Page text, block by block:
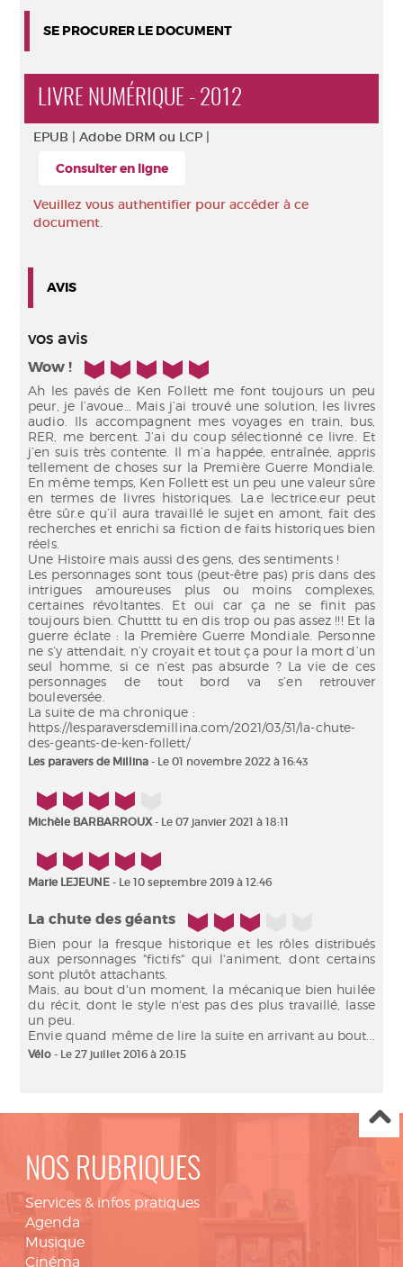
SE PROCURER LE DOCUMENT
LIVRE NUMÉRIQUE - 2012
EPUB | Adobe DRM ou LCP |
Consulter en ligne
Veuillez vous authentifier pour accéder à ce
document.
AVIS
vos avis
Wow ! 5/5
Ah les pavés de Ken Follett me font toujours un peu
peur, je l’avoue… Mais j’ai trouvé une solution, les livres
audio. Ils accompagnent mes voyages en train, bus,
RER, me bercent. J’ai du coup sélectionné ce livre. Et
j’en suis très contente. Il m’a happée, entraînée, appris
tellement de choses sur la Première Guerre Mondiale.
En même temps, Ken Follett est un peu une valeur sûre
en termes de livres historiques. La.e lectrice.eur peut
être sûr.e qu’il aura travaillé le sujet en amont, fait des
recherches et enrichi sa fiction de faits historiques bien
réels.
Une Histoire mais aussi des gens, des sentiments !
Les personnages sont tous (peut-être pas) pris dans des
intrigues amoureuses plus ou moins complexes,
certaines révoltantes. Et oui car ça ne se finit pas
toujours bien. Chutttt tu en dis trop ou pas assez !!! Et la
guerre éclate : la Première Guerre Mondiale. Personne
ne s’y attendait, n’y croyait et tout ça pour la mort d’un
seul homme, si ce n’est pas absurde ? La vie de ces
personnages de tout bord va s’en retrouver
bouleversée.
La suite de ma chronique :
https://lesparaversdemillina.com/2021/03/31/la-chute-
des-geants-de-ken-follett/
Les paravers de Millina - Le 01 novembre 2022 à 16:43
4/5
Michèle BARBARROUX- Le 07 janvier 2021 à 18:11
5/5
Marie LEJEUNE - Le 10 septembre 2019 à 12:46
La chute des géants 3/5
Bien pour la fresque historique et les rôles distribués
aux personnages "fictifs" qui l'animent, dont certains
sont plutôt attachants.
Mais, au bout d'un moment, la mécanique bien huilée
du récit, dont le style n'est pas des plus travaillé, lasse
un peu.
Envie quand même de lire la suite en arrivant au bout...
Vélo - Le 27 juillet 2016 à 20:15
NOS RUBRIQUES
Services & infos pratiques
Agenda
Musique
Cinéma